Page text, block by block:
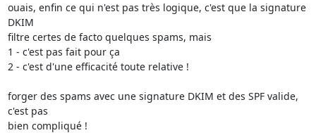
ouais, enfin ce qui n'est pas très logique, c'est que la signature
DKIM
filtre certes de facto quelques spams, mais
1 - c'est pas fait pour ça
2 - c'est d'une efficacité toute relative !
forger des spams avec une signature DKIM et des SPF valide,
c'est pas
bien compliqué !